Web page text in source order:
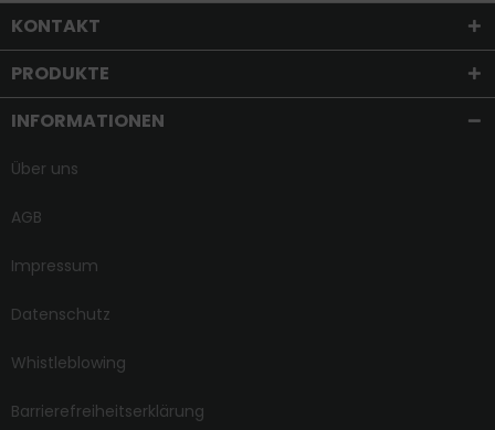
KONTAKT
PRODUKTE
INFORMATIONEN
Über uns
AGB
Impressum
Datenschutz
Whistleblowing
Barrierefreiheitserklärung